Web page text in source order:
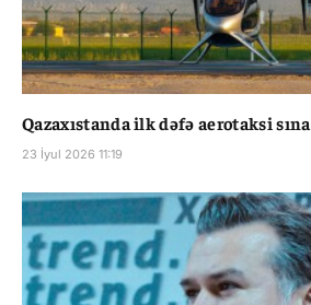
Qazaxıstanda ilk dəfə aerotaksi
23 İyul 2026 11:19